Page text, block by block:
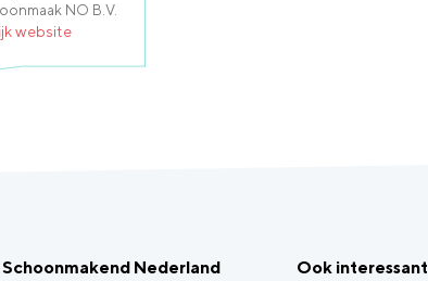
NO B.V.
website
Nederland Ook interessant